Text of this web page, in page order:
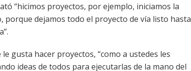
“hicimos proyectos, por ejemplo, iniciamos la
dejamos todo el proyecto de vía listo hasta
gusta hacer proyectos, “como a ustedes les
ideas de todos para ejecutarlas de la mano del